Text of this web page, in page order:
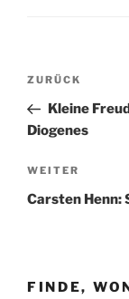
Vorheriger
Beitrag
ZURÜCK
Kleine
Diogenes
Nächster
Beitrag
WEITER
Carsten Henn:
FINDE,